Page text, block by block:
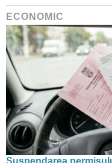
ECONOMIC
Suspendarea